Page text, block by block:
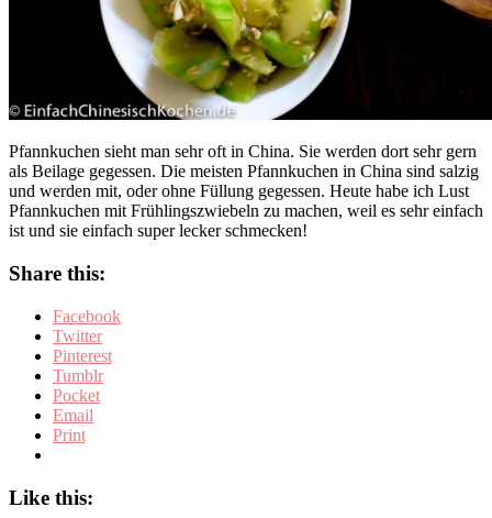
Pfannkuchen sieht man sehr oft in China. Sie werden dort sehr gern
als Beilage gegessen. Die meisten Pfannkuchen in China sind salzig
und werden mit, oder ohne Füllung gegessen. Heute habe ich Lust
Pfannkuchen mit Frühlingszwiebeln zu machen, weil es sehr einfach
ist und sie einfach super lecker schmecken!
Share this:
Facebook
Twitter
Pinterest
Tumblr
Pocket
Email
Print
Like this: